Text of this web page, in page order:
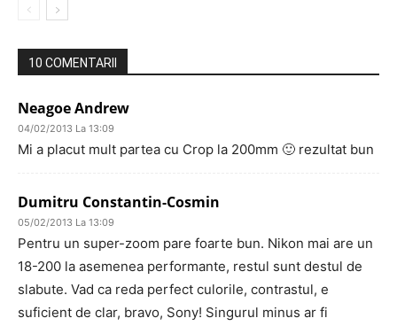
10 COMENTARII
Neagoe Andrew
04/02/2013 La 13:09
Mi a placut mult partea cu Crop la 200mm 🙂 rezultat bun
Dumitru Constantin-Cosmin
05/02/2013 La 13:09
Pentru un super-zoom pare foarte bun. Nikon mai are un
18-200 la asemenea performante, restul sunt destul de
slabute. Vad ca reda perfect culorile, contrastul, e
suficient de clar, bravo, Sony! Singurul minus ar fi